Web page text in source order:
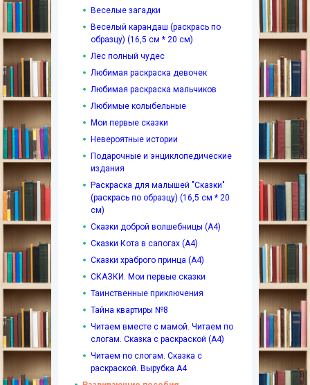
Веселые загадки
Веселый карандаш (раскрась по
образцу) (16,5 см * 20 см)
Лес полный чудес
Любимая раскраска девочек
Любимая раскраска мальчиков
Любимые колыбельные
Мои первые сказки
Невероятные истории
Подарочные и энциклопедические
издания
Раскраска для малышей "Сказки"
(раскрась по образцу) (16,5 см * 20
см)
Сказки доброй волшебницы (А4)
Сказки Кота в сапогах (А4)
Сказки храброго принца (А4)
СКАЗКИ. Мои первые сказки
Таинственные приключения
Тайна квартиры №8
Читаем вместе с мамой. Читаем по
слогам. Сказка с раскраской (А4)
Читаем по слогам. Сказка с
раскраской. Вырубка А4